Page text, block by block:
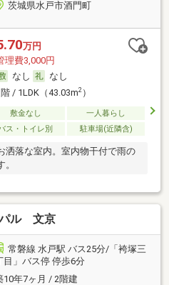
茨城県水戸市酒門町
万円
理費3,000円
なし
なし
/ 1LDK（43.03m2）
敷金なし
一人暮らし
ス・トイレ別 駐車場(近隣含)
洒落な室内。室内物干付で雨の
パル 文京
常磐線 水戸駅 バス25分/「袴塚三
目」バス停 停歩6分
10年7ヶ月 / 2階建